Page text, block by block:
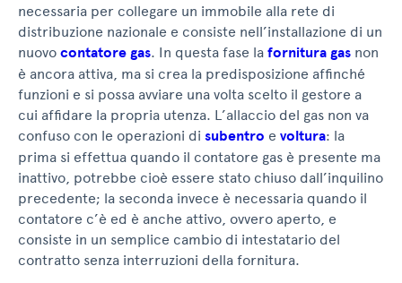
necessaria per collegare un immobile alla rete di
distribuzione nazionale e consiste nell’installazione di un
nuovo contatore gas. In questa fase la fornitura gas non
è ancora attiva, ma si crea la predisposizione affinché
funzioni e si possa avviare una volta scelto il gestore a
cui affidare la propria utenza. L’allaccio del gas non va
confuso con le operazioni di subentro e voltura: la
prima si effettua quando il contatore gas è presente ma
inattivo, potrebbe cioè essere stato chiuso dall’inquilino
precedente; la seconda invece è necessaria quando il
contatore c’è ed è anche attivo, ovvero aperto, e
consiste in un semplice cambio di intestatario del
contratto senza interruzioni della fornitura.